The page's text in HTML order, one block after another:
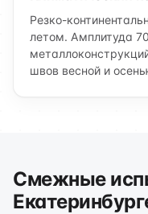
Резко-
летом. Амплитуда
швов весной и
Смежные